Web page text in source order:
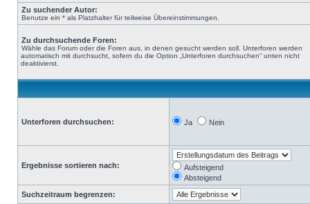
Zu suchender Autor:
Benutze ein * als Platzhalter für teilweise Übereinstimmungen.
Zu durchsuchende Foren:
Wähle das Forum oder die Foren aus, in denen gesucht werden soll. Unterforen werden
automatisch mit durchsucht, sofern du die Option „Unterforen durchsuchen“ unten nicht
deaktivierst.
Unterforen durchsuchen: Ja Nein
Ergebnisse sortieren nach:
Aufsteigend
Absteigend
Suchzeitraum begrenzen: